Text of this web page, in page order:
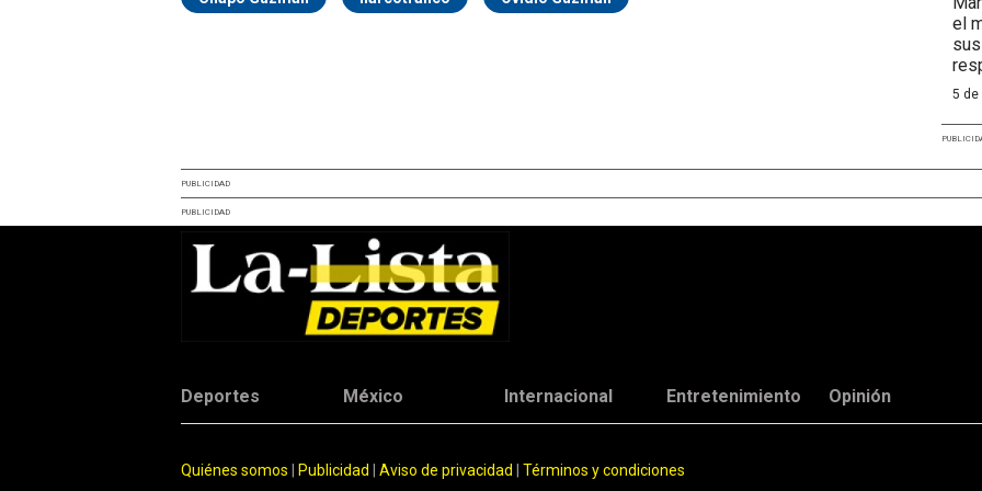
el
5 de
PUBLICIDAD
PUBLICIDAD
Deportes México Internacional Entretenimiento Opinión
Quiénes somos Publicidad Aviso de privacidad Términos y condiciones